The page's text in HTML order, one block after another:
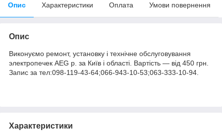
Опис Характеристики Оплата Умови повернення
Опис
Виконуємо ремонт, установку і технічне обслуговування
электропечек AEG р. за Київ і області. Вартість ― від 450 грн.
Запис за тел:098-119-43-64;066-943-10-53;063-333-10-94.
Характеристики